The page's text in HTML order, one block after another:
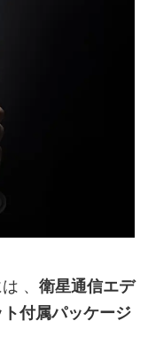
、 衛星通信エデ
付属パッケージ